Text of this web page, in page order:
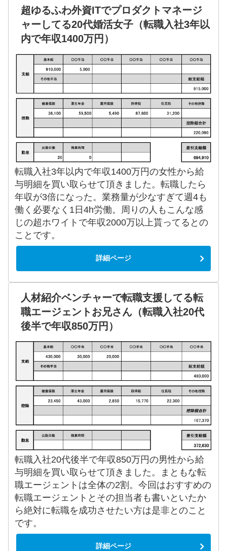
超ゆるふわ外資ITでプロダクトマネージ
ャーしてる20代婚活女子（転職入社3年以
内で年収1400万円）
転職入社3年以内で年収1400万円の女性から給
与明細を買い取らせて頂きました。転職したら
年収が3倍になった。業務量が少なすぎて週4も
働く必要なく1日4h労働。周りの人もこんな感
じの超ホワイトで年収2000万以上貰ってるとの
ことです。
詳細ページ
人材紹介ベンチャーで転職支援してる転
職エージェントお兄さん（転職入社20代
後半で年収850万円）
転職入社20代後半で年収850万円の男性から給
与明細を買い取らせて頂きました。まともな転
職エージェントは全体の2割。今回はおすすめの
転職エージェントとその担当者も書いといたか
ら絶対に転職を成功させたい方は是非とのこと
です。
詳細ページ